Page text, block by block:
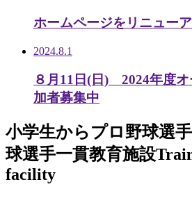
ホームページをリニューア
2024.8.1
８月11日(日) 2024年度
加者募集中
小学生からプロ野球選
球選手一貫教育施設
facility